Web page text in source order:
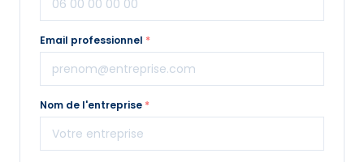
Email professionnel *
Nom de l'entreprise *